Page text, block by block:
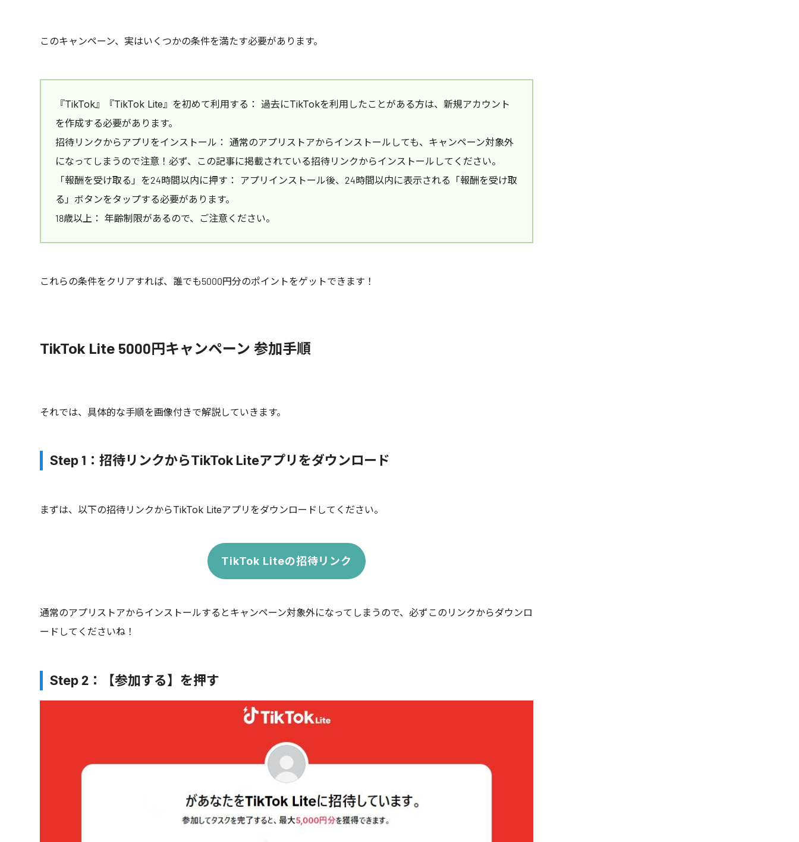
このキャンペーン、実はいくつかの条件を満たす必要があります。
『TikTok』『TikTok Lite』を初めて利用する： 過去にTikTokを利用したことがある方は、新規アカウント
を作成する必要があります。
招待リンクからアプリをインストール： 通常のアプリストアからインストールしても、キャンペーン対象外
になってしまうので注意！必ず、この記事に掲載されている招待リンクからインストールしてください。
「報酬を受け取る」を24時間以内に押す： アプリインストール後、24時間以内に表示される「報酬を受け取
る」ボタンをタップする必要があります。
18歳以上： 年齢制限があるので、ご注意ください。
これらの条件をクリアすれば、誰でも5000円分のポイントをゲットできます！
TikTok Lite 5000円キャンペーン 参加手順
それでは、具体的な手順を画像付きで解説していきます。
Step 1：招待リンクからTikTok Liteアプリをダウンロード
まずは、以下の招待リンクからTikTok Liteアプリをダウンロードしてください。
TikTok Liteの招待リンク
通常のアプリストアからインストールするとキャンペーン対象外になってしまうので、必ずこのリンクからダウンロ
ードしてくださいね！
Step 2：【参加する】を押す